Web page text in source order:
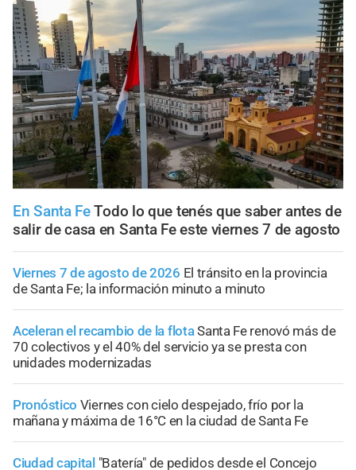
En Santa FeTodo lo que tenés que saber antes de
salir de casa en Santa Fe este viernes 7 de agosto
Viernes 7 de agosto de 2026 El tránsito en la provincia
de Santa Fe; la información minuto a minuto
Aceleran el recambio de la flotaSanta Fe renovó más de
70 colectivos y el 40% del servicio ya se presta con
unidades modernizadas
Pronóstico Viernes con cielo despejado, frío por la
mañana y máxima de 16°C en la ciudad de Santa Fe
Ciudad capital "Batería" de pedidos desde el Concejo